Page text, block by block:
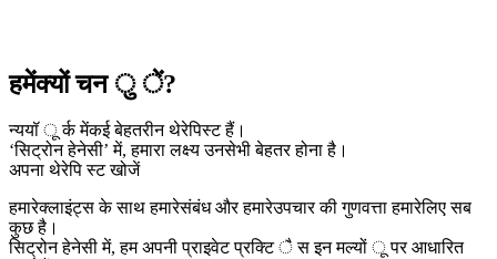
हमेंक्यों चन ु ें?
न्ययॉ ू र्क मेंकई बेहतरीन थेरेपिस्ट हैं।
‘सिट्रोन हेनेसी’ में, हमारा लक्ष्य उनसेभी बेहतर होना है।
अपना थेरेपि स्ट खोजें
हमारेक्लाइंट्स के साथ हमारेसंबंध और हमारेउपचार की गुणवत्ता हमारेलिए सब
कुछ है।
सिट्रोन हेनेसी में, हम अपनी प्राइवेट प्रक्टि ै स इन मल्यों ू पर आधारित